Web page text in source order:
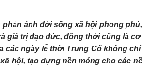
ánh đời sống xã hội phong
giá trị đạo đức, đồng thời cũng là
các ngày lễ thời Trung Cổ không
hội, tạo dựng nền móng cho các